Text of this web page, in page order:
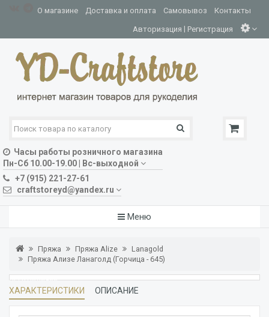
О магазине Доставка и оплата Самовывоз Контакты
Авторизация | Регистрация
Часы работы розничного магазина
Пн-Сб 10.00-19.00 | Вс-выходной
+7 (915) 221-27-61
craftstoreyd@yandex.ru
Меню
Пряжа Пряжа Alize
Lanagold
Пряжа Ализе Ланаголд (Горчица - 645)
НЕТ В НАЛИЧИИ
ХАРАКТЕРИСТИКИ ОПИСАНИЕ